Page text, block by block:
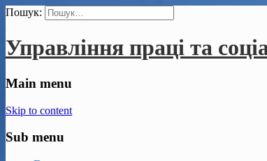
Пошук:
Управління праці та
Main menu
Skip to content
Sub menu